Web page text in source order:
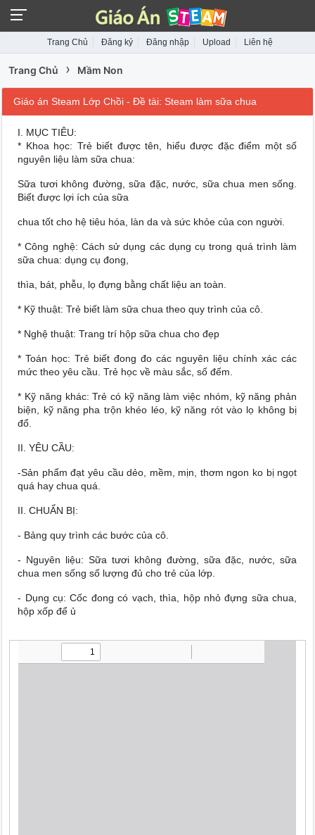
Trang Chủ Đăng ký Đăng nhập Upload Liên hệ
Trang Chủ › Mầm Non
Giáo án Steam Lớp Chồi - Đề tài: Steam làm sữa chua
I. MỤC TIÊU:
* Khoa học: Trẻ biết được tên, hiểu được đặc điểm một số
nguyên liệu làm sữa chua:
Sữa tươi không đường, sữa đặc, nước, sữa chua men sống.
Biết được lợi ích của sữa
chua tốt cho hệ tiêu hóa, làn da và sức khỏe của con người.
* Công nghệ: Cách sử dụng các dụng cụ trong quá trình làm
sữa chua: dụng cụ đong,
thìa, bát, phễu, lọ đựng bằng chất liệu an toàn.
* Kỹ thuật:Trẻ biết làm sữa chua theo quy trình của cô.
* Nghệ thuật:Trang trí hộp sữa chua cho đẹp
* Toán học:Trẻ biết đong đo các nguyên liệu chính xác các
mức theo yêu cầu. Trẻ học về màu sắc, số đếm.
* Kỹ năng khác: Trẻ có kỹ năng làm việc nhóm, kỹ năng phản
biện, kỹ năng pha trộn khéo léo, kỹ năng rót vào lọ không bị
đổ.
II. YÊU CẦU:
-Sản phẩm đạt yêu cầu dẻo, mềm, mịn, thơm ngon ko bị ngọt
quá hay chua quá.
II. CHUẨN BỊ:
- Bảng quy trình các bước của cô.
- Nguyên liệu: Sữa tươi không đường, sữa đặc, nước, sữa
chua men sống số lượng đủ cho trẻ của lớp.
- Dụng cụ: Cốc đong có vạch, thìa, hộp nhỏ đựng sữa chua,
hộp xốp để ủ